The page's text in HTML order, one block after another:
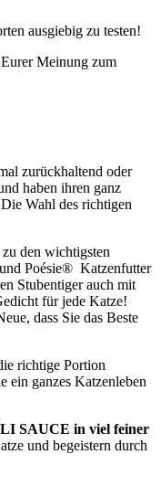
ausgiebig zu testen!
Meinung zum
zurückhaltend oder
haben ihren ganz
Wahl des richtigen
den wichtigsten
Poésie® Katzenfutter
Stubentiger auch mit
für jede Katze!
dass Sie das Beste
richtige Portion
ein ganzes Katzenleben
SAUCE in viel feiner
und begeistern durch